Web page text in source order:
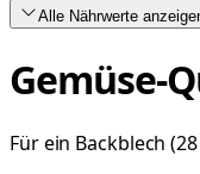
Alle Nährwerte
Gemüse-
Für ein Backblech